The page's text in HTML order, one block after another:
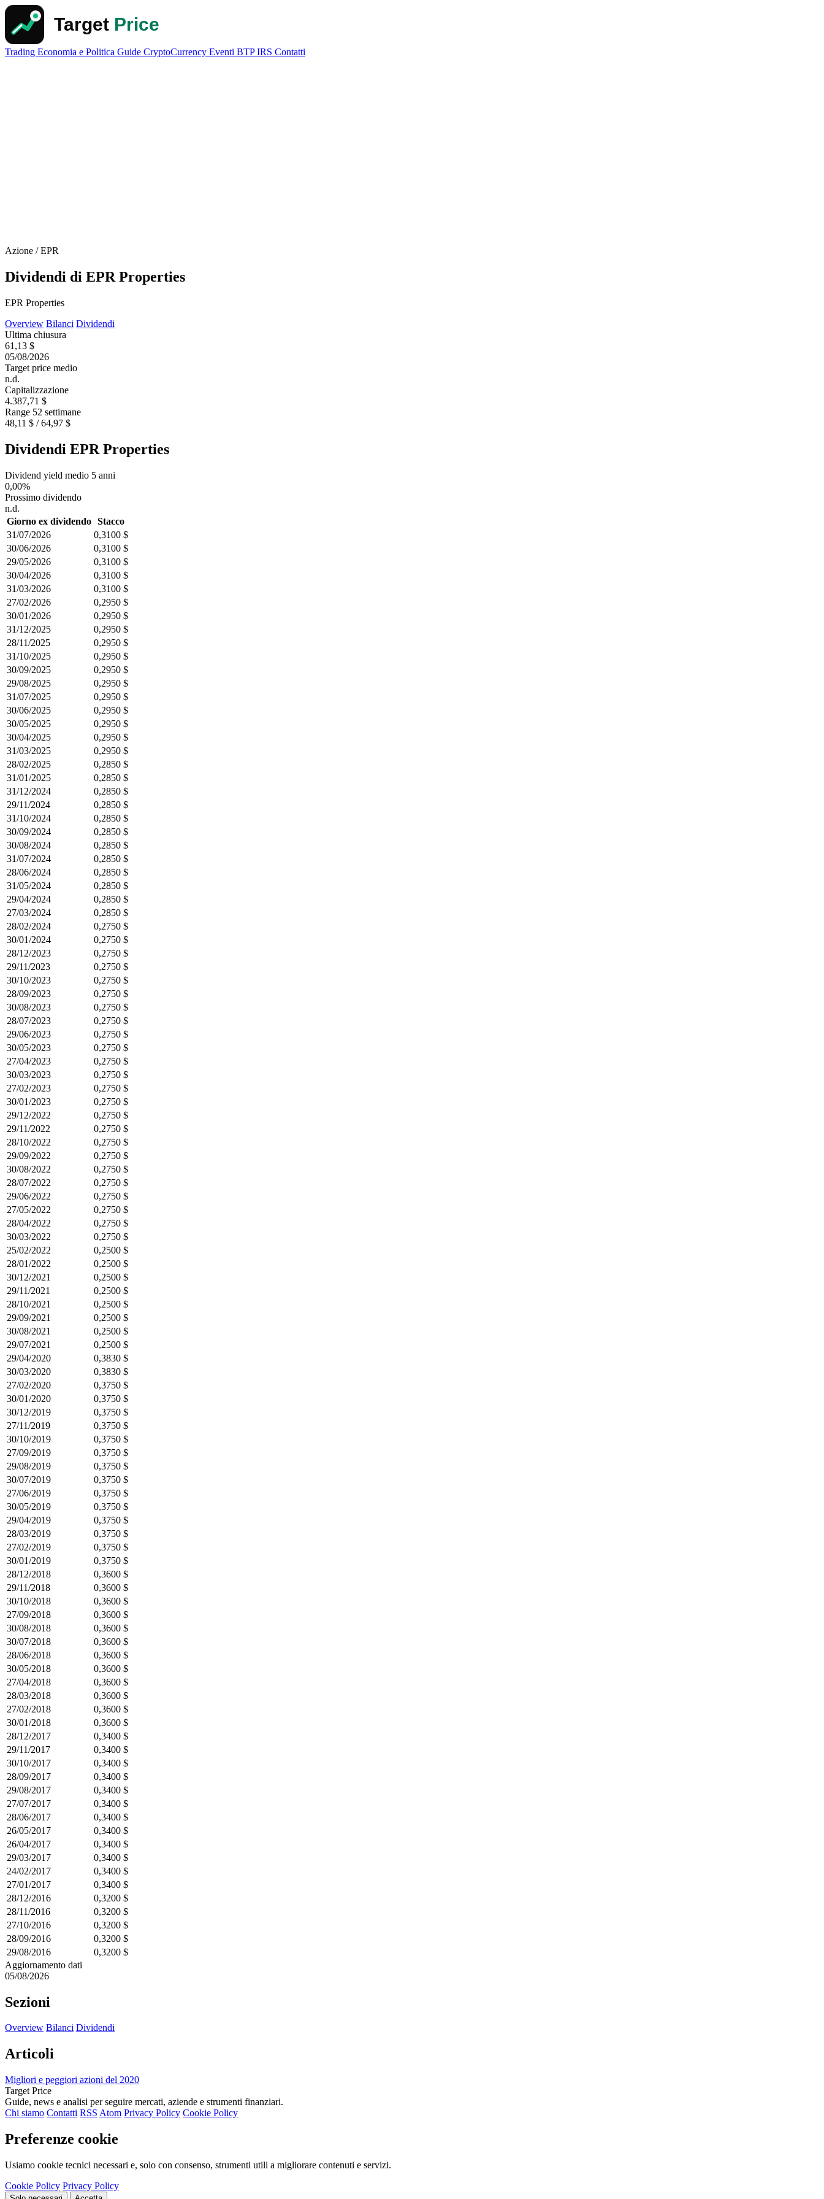
Trading Economia e Politica Guide CryptoCurrency Eventi BTPIRS Contatti
Azione / EPR
Dividendi di EPR Properties
EPR Properties
Overview Bilanci Dividendi
Ultima chiusura
61,13 $
05/08/2026
Target price medio
n.d.
Capitalizzazione
4.387,71 $
Range 52 settimane
48,11 $ / 64,97 $
Dividendi EPR Properties
Dividend yield medio 5 anni
0,00%
Prossimo dividendo
n.d.
Giorno ex dividendo Stacco
31/07/2026
0,3100 $
30/06/2026
0,3100 $
29/05/2026
0,3100 $
30/04/2026
0,3100 $
31/03/2026
0,3100 $
27/02/2026
0,2950 $
30/01/2026
0,2950 $
31/12/2025
0,2950 $
28/11/2025
0,2950 $
31/10/2025
0,2950 $
30/09/2025
0,2950 $
29/08/2025
0,2950 $
31/07/2025
0,2950 $
30/06/2025
0,2950 $
30/05/2025
0,2950 $
30/04/2025
0,2950 $
31/03/2025
0,2950 $
28/02/2025
0,2850 $
31/01/2025
0,2850 $
31/12/2024
0,2850 $
29/11/2024
0,2850 $
31/10/2024
0,2850 $
30/09/2024
0,2850 $
30/08/2024
0,2850 $
31/07/2024
0,2850 $
28/06/2024
0,2850 $
31/05/2024
0,2850 $
29/04/2024
0,2850 $
27/03/2024
0,2850 $
28/02/2024
0,2750 $
30/01/2024
0,2750 $
28/12/2023
0,2750 $
29/11/2023
0,2750 $
30/10/2023
0,2750 $
28/09/2023
0,2750 $
30/08/2023
0,2750 $
28/07/2023
0,2750 $
29/06/2023
0,2750 $
30/05/2023
0,2750 $
27/04/2023
0,2750 $
30/03/2023
0,2750 $
27/02/2023
0,2750 $
30/01/2023
0,2750 $
29/12/2022
0,2750 $
29/11/2022
0,2750 $
28/10/2022
0,2750 $
29/09/2022
0,2750 $
30/08/2022
0,2750 $
28/07/2022
0,2750 $
29/06/2022
0,2750 $
27/05/2022
0,2750 $
28/04/2022
0,2750 $
30/03/2022
0,2750 $
25/02/2022
0,2500 $
28/01/2022
0,2500 $
30/12/2021
0,2500 $
29/11/2021
0,2500 $
28/10/2021
0,2500 $
29/09/2021
0,2500 $
30/08/2021
0,2500 $
29/07/2021
0,2500 $
29/04/2020
0,3830 $
30/03/2020
0,3830 $
27/02/2020
0,3750 $
30/01/2020
0,3750 $
30/12/2019
0,3750 $
27/11/2019
0,3750 $
30/10/2019
0,3750 $
27/09/2019
0,3750 $
29/08/2019
0,3750 $
30/07/2019
0,3750 $
27/06/2019
0,3750 $
30/05/2019
0,3750 $
29/04/2019
0,3750 $
28/03/2019
0,3750 $
27/02/2019
0,3750 $
30/01/2019
0,3750 $
28/12/2018
0,3600 $
29/11/2018
0,3600 $
30/10/2018
0,3600 $
27/09/2018
0,3600 $
30/08/2018
0,3600 $
30/07/2018
0,3600 $
28/06/2018
0,3600 $
30/05/2018
0,3600 $
27/04/2018
0,3600 $
28/03/2018
0,3600 $
27/02/2018
0,3600 $
30/01/2018
0,3600 $
28/12/2017
0,3400 $
29/11/2017
0,3400 $
30/10/2017
0,3400 $
28/09/2017
0,3400 $
29/08/2017
0,3400 $
27/07/2017
0,3400 $
28/06/2017
0,3400 $
26/05/2017
0,3400 $
26/04/2017
0,3400 $
29/03/2017
0,3400 $
24/02/2017
0,3400 $
27/01/2017
0,3400 $
28/12/2016
0,3200 $
28/11/2016
0,3200 $
27/10/2016
0,3200 $
28/09/2016
0,3200 $
29/08/2016
0,3200 $
Aggiornamento dati
05/08/2026
Sezioni
Overview Bilanci Dividendi
Articoli
Migliori e peggiori azioni del 2020
Target Price
Guide, news e analisi per seguire mercati, aziende e strumenti finanziari.
Chi siamo Contatti RSS Atom Privacy Policy Cookie Policy
Preferenze cookie
Usiamo cookie tecnici necessari e, solo con consenso, strumenti utili a migliorare contenuti e servizi.
Cookie Policy Privacy Policy